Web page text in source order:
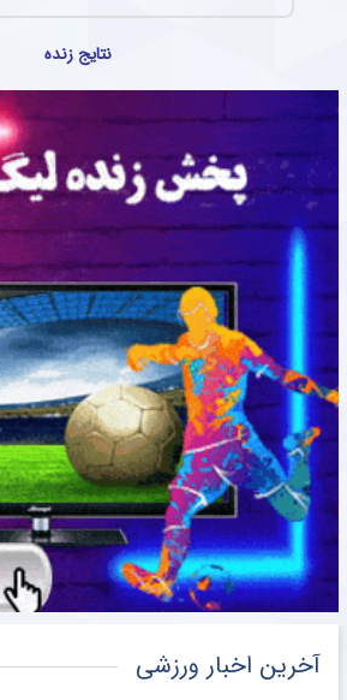
نتایج زنده
آخرین اخبار ورزشی